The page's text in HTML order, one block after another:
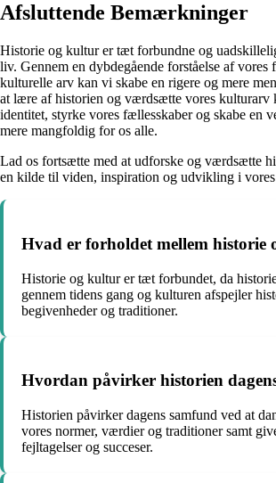
Afsluttende Bemærkninger
Historie og kultur er tæt forbundne og
liv. Gennem en dybdegående forståelse af vores
kulturelle arv kan vi skabe en rigere og mere
at lære af historien og værdsætte vores kulturarv
identitet, styrke vores fællesskaber og skabe en
mere mangfoldig for os alle.
Lad os fortsætte med at udforske og værdsætte
en kilde til viden, inspiration og udvikling i
Hvad er forholdet mellem historie
Historie og kultur er tæt forbundet, da
gennem tidens gang og kulturen afspejler
begivenheder og traditioner.
Hvordan påvirker historien
Historien påvirker dagens samfund ved at
vores normer, værdier og traditioner samt
fejltagelser og succeser.